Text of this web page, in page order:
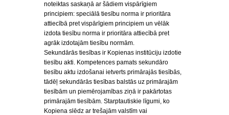
noteiktas saskaņā ar šādiem vispārīgiem
principiem: speciālā tiesību norma ir prioritāra
attiecībā pret vispārīgiem principiem un vēlāk
izdota tiesību norma ir prioritāra attiecībā pret
agrāk izdotajām tiesību normām.
Sekundārās tiesības ir Kopienas institūciju izdotie
tiesību akti. Kompetences pamats sekundāro
tiesību aktu izdošanai ietverts primārajās tiesībās,
tādēļ sekundārās tiesības balstās uz primārajām
tiesībām un piemērojamības ziņā ir pakārtotas
primārajām tiesībām. Starptautiskie līgumi, ko
Kopiena slēdz ar trešajām valstīm vai